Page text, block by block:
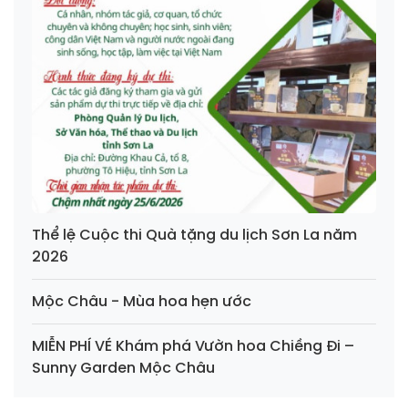
Thể lệ Cuộc thi Quà tặng du lịch Sơn La năm
2026
Mộc Châu - Mùa hoa hẹn ước
MIỄN PHÍ VÉ Khám phá Vườn hoa Chiềng Đi –
Sunny Garden Mộc Châu